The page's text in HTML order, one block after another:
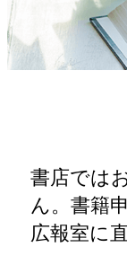
書店では
ん。書籍
広報室に